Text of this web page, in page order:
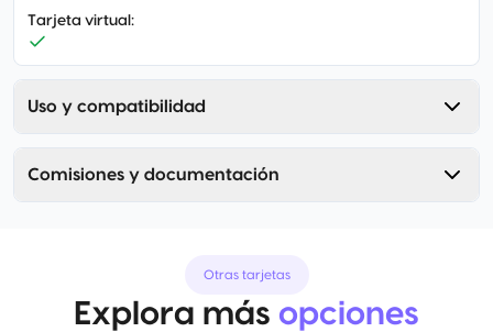
Tarjeta virtual :
Uso y compatibilidad
Comisiones y documentación
Otras tarjetas
Explora más opciones